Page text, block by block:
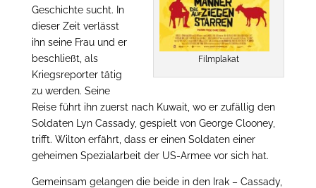
Filmplakat
Geschichte sucht. In
dieser Zeit verlässt
ihn seine Frau und er
beschließt, als
Kriegsreporter tätig
zu werden. Seine
Reise führt ihn zuerst nach Kuwait, wo er zufällig den
Soldaten Lyn Cassady, gespielt von George Clooney,
trifft. Wilton erfährt, dass er einen Soldaten einer
geheimen Spezialarbeit der US-Armee vor sich hat.
Gemeinsam gelangen die beide in den Irak – Cassady,